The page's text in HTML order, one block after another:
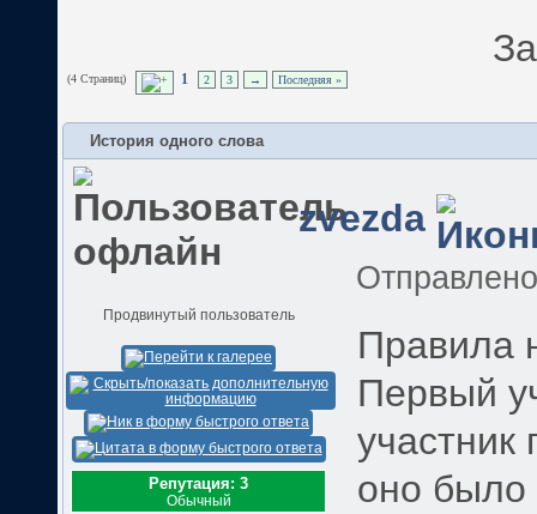
(4 Страниц) 1 2 3 → Последняя »
История одного слова
zvezda
Продвинутый пользователь
Репутация: 3
Обычный
Правила
Первый
оно было